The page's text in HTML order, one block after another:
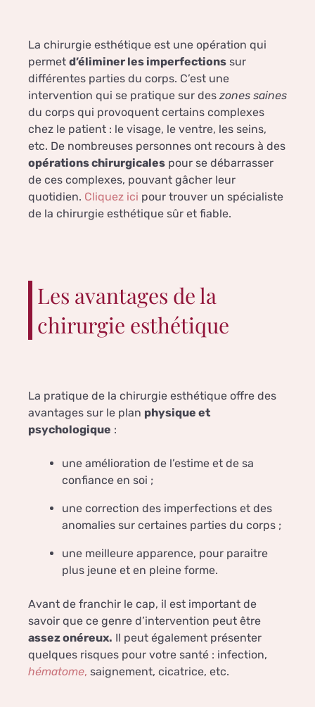
La chirurgie esthétique est une opération qui
permet d’éliminer les imperfections sur
différentes parties du corps. C’est une
intervention qui se pratique sur deszones saines
du corps qui provoquent certains complexes
chez le patient : le visage, le ventre, les seins,
etc. De nombreuses personnes ont recours à des
opérations chirurgicales pour se débarrasser
de ces complexes, pouvant gâcher leur
quotidien. Cliquez ici pour trouver un spécialiste
de la chirurgie esthétique sûr et fiable.
Les avantages de la
chirurgie esthétique
La pratique de la chirurgie esthétique offre des
avantages sur le plan physique et
psychologique :
une amélioration de l’estime et de sa
confiance en soi ;
une correction des imperfections et des
anomalies sur certaines parties du corps ;
une meilleure apparence, pour paraitre
plus jeune et en pleine forme.
Avant de franchir le cap, il est important de
savoir que ce genre d’intervention peut être
assez onéreux. Il peut également présenter
quelques risques pour votre santé : infection,
hématome, saignement, cicatrice, etc.